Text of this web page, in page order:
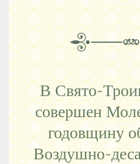
В Свято-
совершен
годовщину
Воздушно-